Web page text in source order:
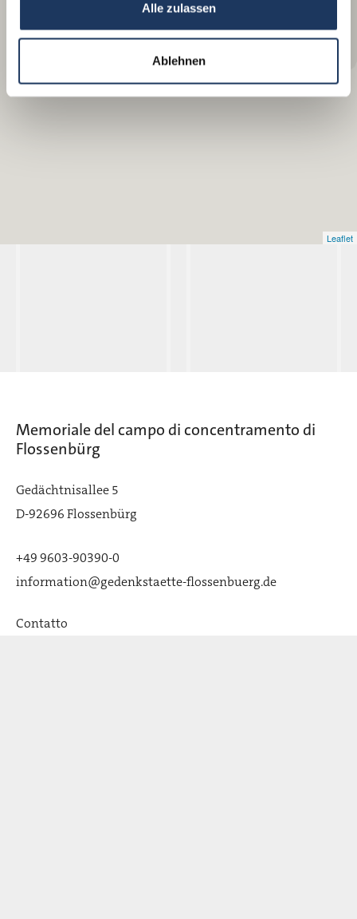
Alle zulassen
Ablehnen
Leaflet
Memoriale del campo di concentramento di
Flossenbürg
Gedächtnisallee 5
D-92696 Flossenbürg
+49 9603-90390-0
information@gedenkstaette-flossenbuerg.de
Contatto